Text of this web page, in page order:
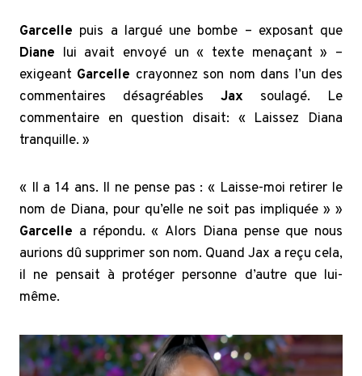
Garcelle puis a largué une bombe – exposant que
Diane lui avait envoyé un « texte menaçant » –
exigeant Garcelle crayonnez son nom dans l’un des
commentaires désagréables Jax soulagé. Le
commentaire en question disait: « Laissez Diana
tranquille. »
« Il a 14 ans. Il ne pense pas : « Laisse-moi retirer le
nom de Diana, pour qu’elle ne soit pas impliquée » »
Garcelle a répondu. « Alors Diana pense que nous
aurions dû supprimer son nom. Quand Jax a reçu cela,
il ne pensait à protéger personne d’autre que lui-
même.